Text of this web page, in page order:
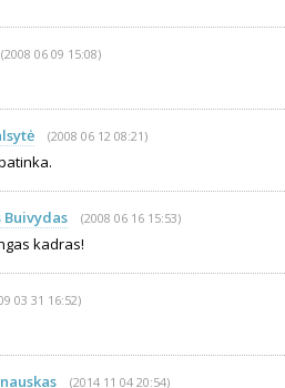
(2008 06 09 15:08)
(2008 06 12 08:21)
(2008 06 16 15:53)
kadras!
03 31 16:52)
(2014 11 04 20:54)